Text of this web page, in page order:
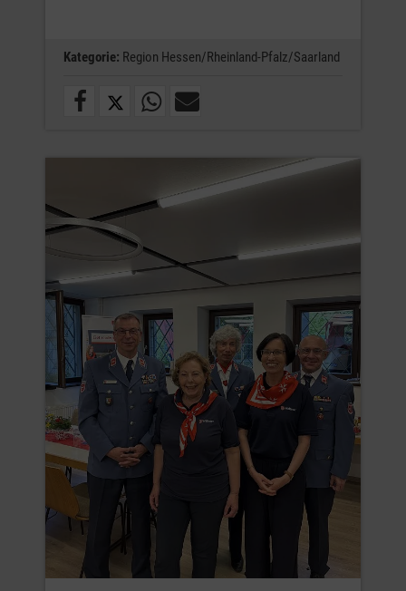
Kategorie: Region Hessen/Rheinland-Pfalz/Saarland